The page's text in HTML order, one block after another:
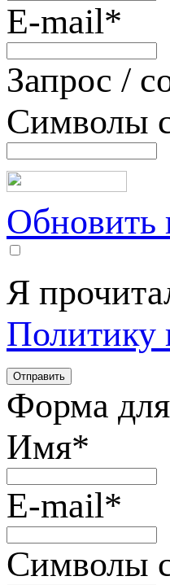
E-mail*
Запрос /
Символы
Обновить
Я
Политику
Форма
Имя*
E-mail*
Символы